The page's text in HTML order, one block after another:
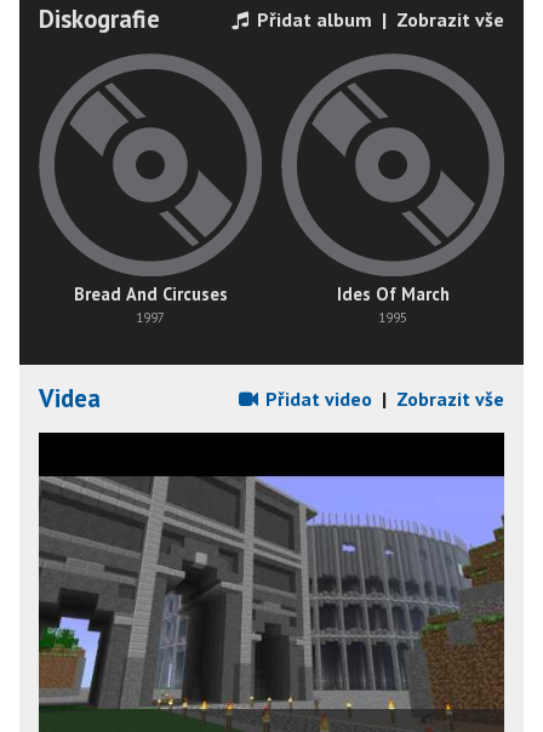
Diskografie Přidat album | Zobrazit vše
Bread And Circuses
1997
Ides Of March
1995
Videa Přidat video | Zobrazit vše